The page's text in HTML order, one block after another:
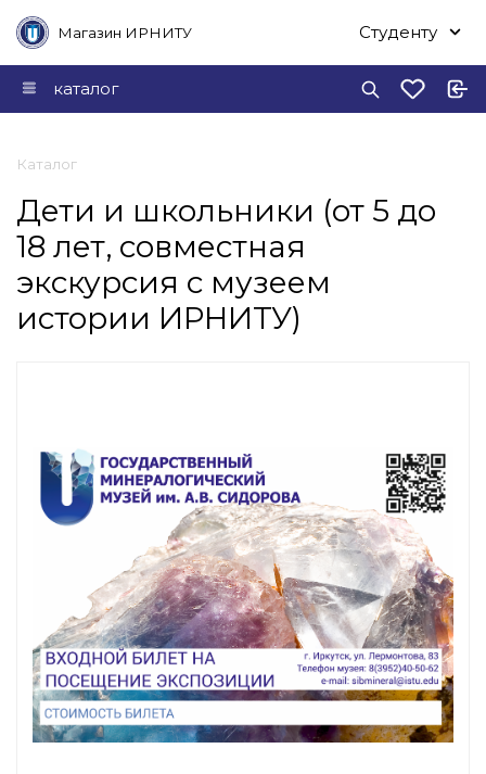
Магазин ИРНИТУ Студенту
каталог
Каталог
Дети и школьники (от 5 до
18 лет, совместная
экскурсия с музеем
истории ИРНИТУ)